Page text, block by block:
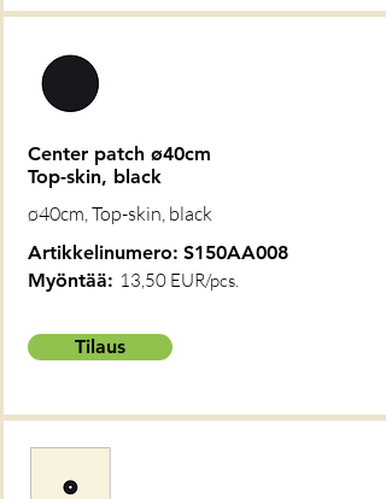
Center patch ø40cm
Top-skin, black
ø40cm, Top-skin, black
Artikkelinumero: S150AA008
Myöntää: 13,50 EUR/pcs.
Tilaus